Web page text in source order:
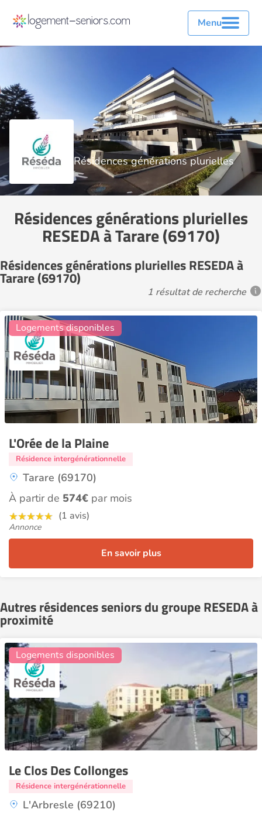
Menu
Résidences générations plurielles
Résidences générations plurielles
RESEDA à Tarare (69170)
Résidences générations plurielles RESEDA à
Tarare (69170)
1 résultat de recherche
L'Orée de la Plaine
Résidence intergénérationnelle
Tarare (69170)
Logements disponibles
À partir de 574€ par mois
(1 avis)
Annonce
En savoir plus
Autres résidences seniors du groupe RESEDA à
proximité
Le Clos Des Collonges
Résidence intergénérationnelle
L'Arbresle (69210)
Logements disponibles